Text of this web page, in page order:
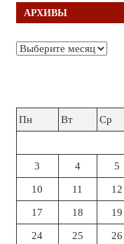
АРХИВЫ
Архивы
Пн
Вт Ср
3 4 5
10 11 12
17 18 19
24 25 26